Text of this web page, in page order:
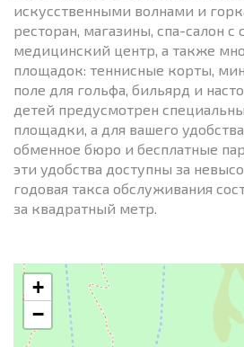
искусственными волнами и
ресторан, магазины, спа-салон с
медицинский центр, а также
площадок: теннисные корты,
поле для гольфа, бильярд и
детей предусмотрен
площадки, а для вашего удобства
обменное бюро и бесплатные
эти удобства доступны за
годовая такса обслуживания
за квадратный метр.
+
−